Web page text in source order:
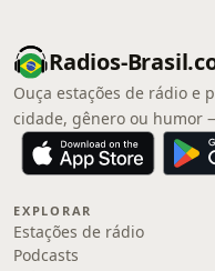
Radios-
Ouça estações de rádio e
cidade, gênero ou humor
EXPLORAR
Estações de rádio
Podcasts